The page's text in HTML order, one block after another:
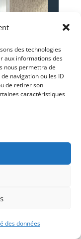
des technologies
aux informations des
nous permettra de
navigation ou les ID
de retirer son
caractéristiques
des données